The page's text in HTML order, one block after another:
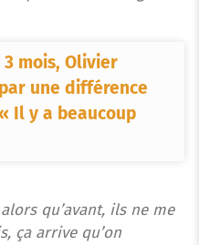
3 mois, Olivier
une différence
Il y a beaucoup
qu’avant, ils ne me
ça arrive qu’on